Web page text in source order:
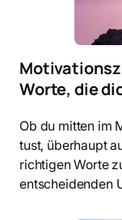
Worte, die
Ob du mitten im
tust, überhaupt
richtigen Worte
entscheidenden